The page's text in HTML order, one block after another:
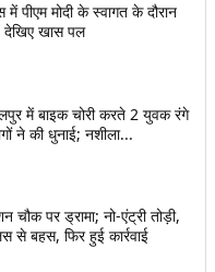
पीएम मोदी के स्वागत के दौरान
देखिए खास पल
में बाइक चोरी करते 2 युवक रंगे
ने की धुनाई; नशीला...
पर ड्रामा; नो-एंट्री तोड़ी,
से बहस, फिर हुई कार्रवाई